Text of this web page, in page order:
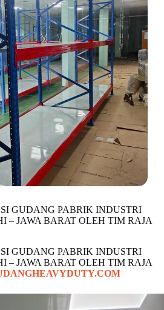
GUDANG PABRIK INDUSTRI
– JAWA BARAT OLEH TIM RAJA
GUDANG PABRIK INDUSTRI
– JAWA BARAT OLEH TIM RAJA